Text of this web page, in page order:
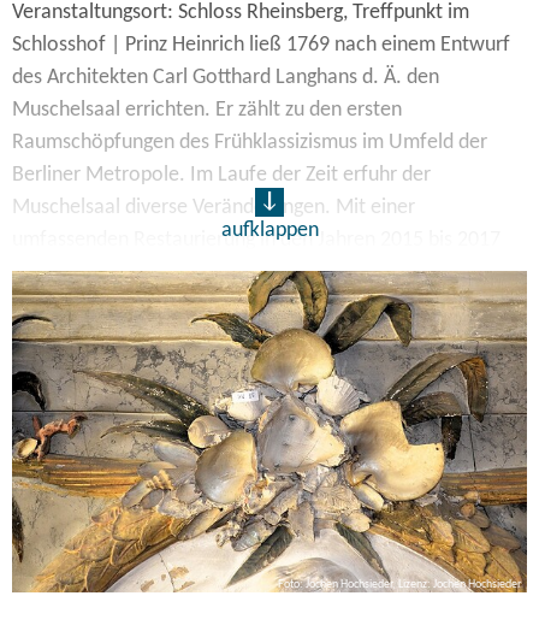
Veranstaltungsort: Schloss Rheinsberg, Treffpunkt im
Schlosshof | Prinz Heinrich ließ 1769 nach einem Entwurf
des Architekten Carl Gotthard Langhans d. Ä. den
Muschelsaal errichten. Er zählt zu den ersten
Raumschöpfungen des Frühklassizismus im Umfeld der
Berliner Metropole. Im Laufe der Zeit erfuhr der
Muschelsaal diverse Veränderungen. Mit einer
umfassenden Restaurierung in den Jahren 2015 bis 2017
konnte die ursprüngliche Ausstrahlung des Muschelsaals
wiedergewonnen werden. Jochen Hochsieder, Restaurator
für Wandmalerei und langjähriger Begleiter der
Restaurierungen im Schloss Rheinsberg, gibt einen Einblick
in die Baugeschichte des Muschelsaals und die besonderen
Herausforderungen der Restaurierungskampagne.
aufklappen
Foto: Jochen Hochsieder, Lizenz: Jochen Hochsieder